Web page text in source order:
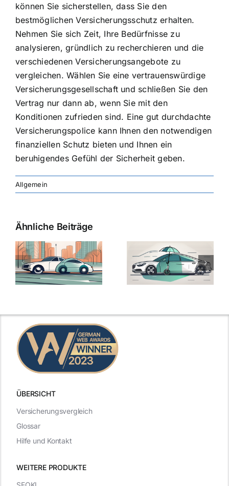
können Sie sicherstellen, dass Sie den
bestmöglichen Versicherungsschutz erhalten.
Nehmen Sie sich Zeit, Ihre Bedürfnisse zu
analysieren, gründlich zu recherchieren und die
verschiedenen Versicherungsangebote zu
vergleichen. Wählen Sie eine vertrauenswürdige
Versicherungsgesellschaft und schließen Sie den
Vertrag nur dann ab, wenn Sie mit den
Konditionen zufrieden sind. Eine gut durchdachte
Versicherungspolice kann Ihnen den notwendigen
finanziellen Schutz bieten und Ihnen ein
beruhigendes Gefühl der Sicherheit geben.
Allgemein
Ähnliche Beiträge
ÜBERSICHT
WEITERE PRODUKTE
Versicherungsvergleich
Glossar
Hilfe und Kontakt